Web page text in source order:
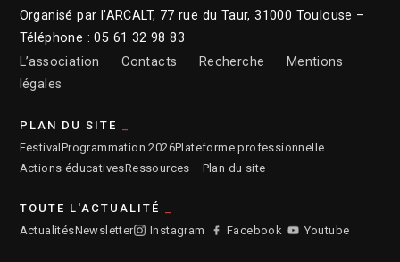
Organisé par l’ARCALT, 77 rue du Taur, 31000 Toulouse –
Téléphone : 05 61 32 98 83
L’association
Contacts Recherche
Mentions
légales
PLAN DU SITE
Festival Programmation 2026Plateforme professionnelle
Actions éducativesRessources— Plan du site
TOUTE L'ACTUALITÉ
ActualitésNewsletter Instagram Facebook Youtube